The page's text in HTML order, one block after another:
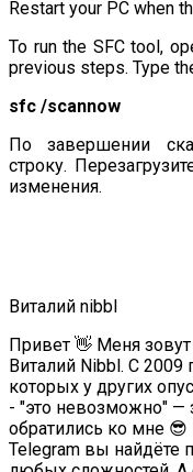
Restart your PC when
To run the SFC tool,
previous steps. Type
sfc /scannow
По завершении
строку.
изменения.
Виталий nibbl
Привет 👋 Меня зовут
Виталий Nibbl. С 2009
которых у других
- "это невозможно" —
обратились ко мне 😎
Telegram вы найдёте